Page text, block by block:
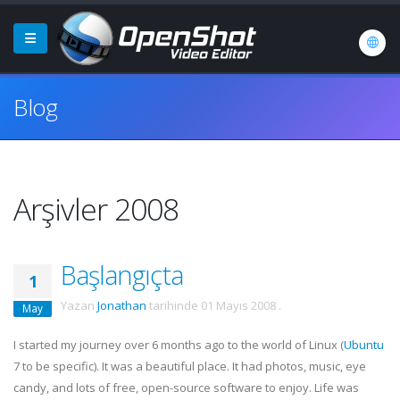
Blog
Arşivler 2008
1
May
Başlangıçta
Yazan Jonathan tarihinde 01 Mayıs 2008 .
I started my journey over 6 months ago to the world of Linux (Ubuntu
7 to be specific). It was a beautiful place. It had photos, music, eye
candy, and lots of free, open-source software to enjoy. Life was